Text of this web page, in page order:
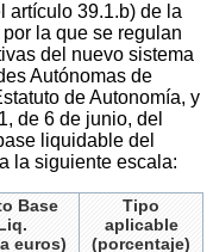
artículo 39.1.b) de la
la que se regulan
del nuevo sistema
Autónomas de
de Autonomía, y
de 6 de junio, del
liquidable del
la siguiente escala:
Base
euros)
Tipo
aplicable
(porcentaje)